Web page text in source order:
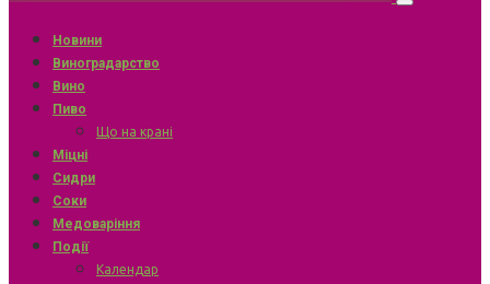
Новини
Виноградарство
Вино
Пиво
Що на крані
Міцні
Сидри
Соки
Медоваріння
Події
Календар